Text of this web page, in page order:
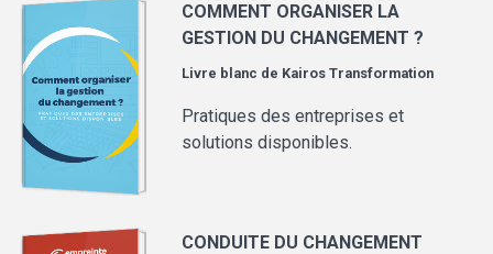
COMMENT ORGANISER LA
GESTION DU CHANGEMENT ?
Livre blanc de Kairos Transformation
Pratiques des entreprises et
solutions disponibles.
CONDUITE DU CHANGEMENT